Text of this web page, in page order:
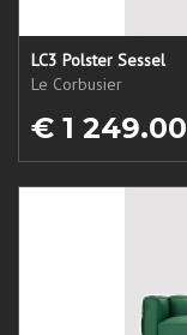
LC3 Polster Sessel
Le Corbusier
€ 1 249.00